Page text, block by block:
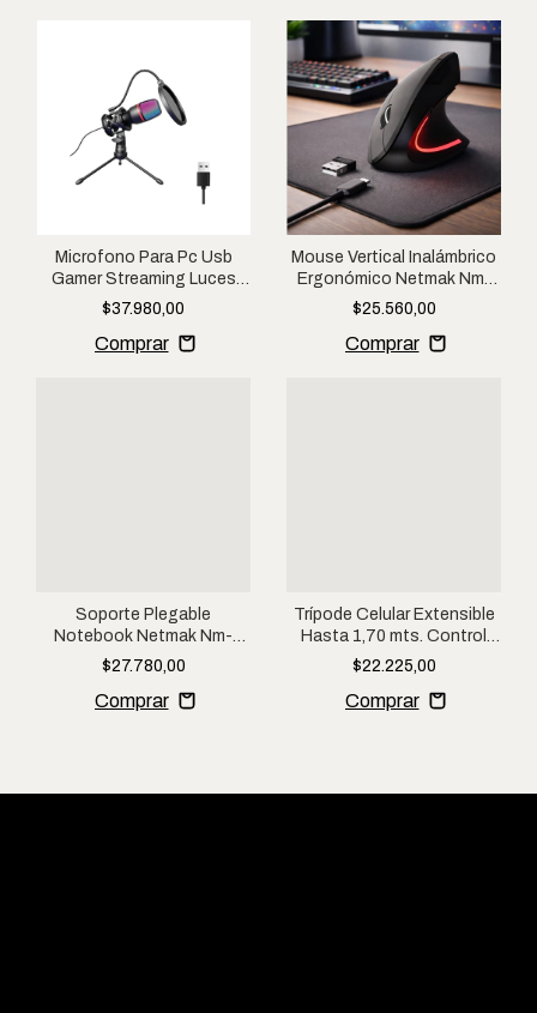
Microfono Para Pc Usb
Gamer Streaming Luces
Rgb Netmak Ms786 Negro
$37.980,00
Mouse Vertical Inalámbrico
Ergonómico Netmak Nm-
ergo Negro
$25.560,00
Soporte Plegable
Notebook Netmak Nm-
hc78 Ajustable Metal 17"
$27.780,00
Trípode Celular Extensible
Hasta 1,70 mts. Control
Bluetooth
$22.225,00